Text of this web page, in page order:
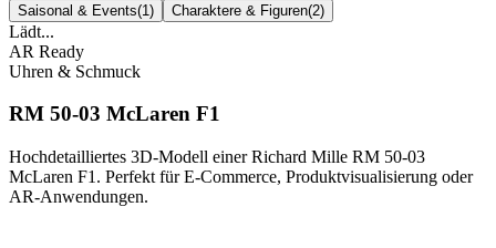
Saisonal & Events(1) Charaktere & Figuren(2)
Lädt...
AR Ready
Uhren & Schmuck
RM 50-03 McLaren F1
Hochdetailliertes 3D-Modell einer Richard Mille RM 50-03
McLaren F1. Perfekt für E-Commerce, Produktvisualisierung oder
AR-Anwendungen.